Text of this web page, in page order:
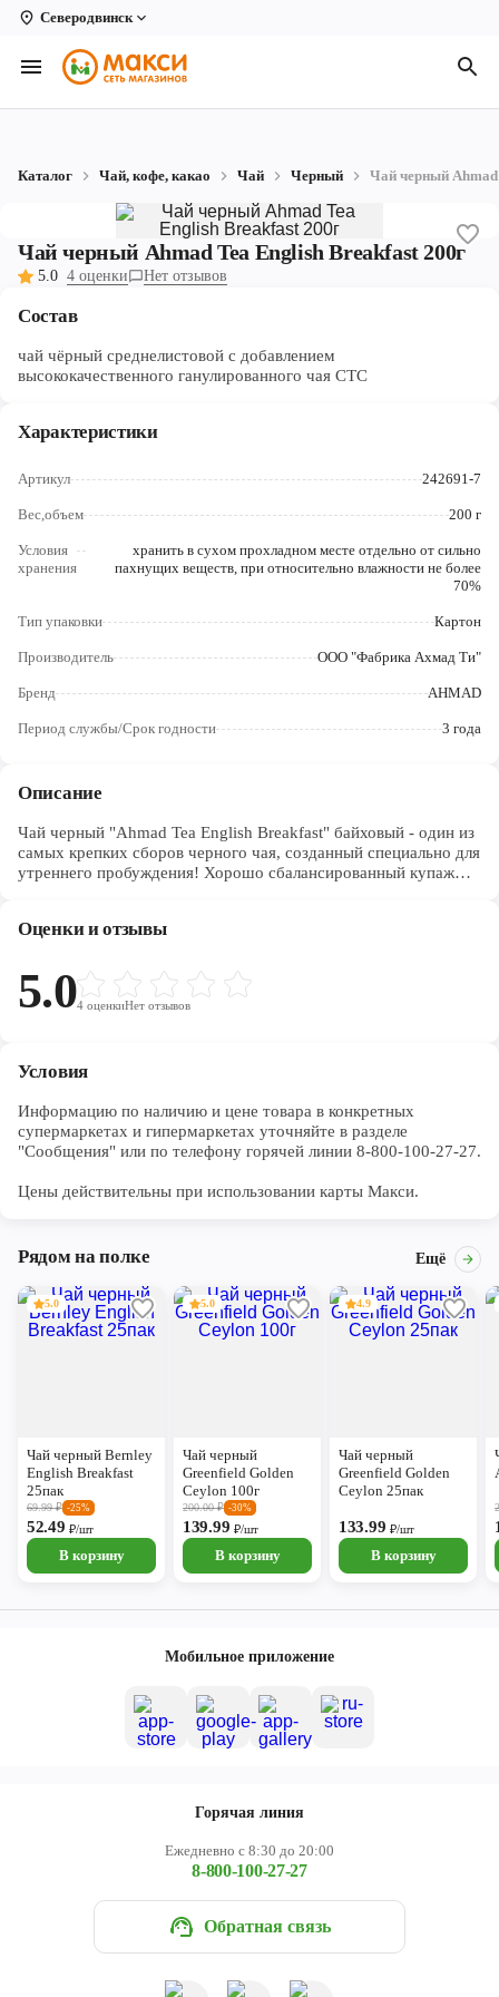
Северодвинск
Вологда
Архангельск
Кирово-Чепецк
Коряжма
Новодвинск
Череповец
Ярославль
Каталог Чай, кофе, какао Чай Черный Чай черный
Чай черный Ahmad Tea English Breakfast 200г
5.0 4 оценки Нет отзывов
Состав
чай чёрный среднелистовой с добавлением
высококачественного ганулированного чая СТС
Характеристики
Артикул 242691-7
Вес,объем 200 г
Условия
хранения
хранить в сухом прохладном месте отдельно от сильно
пахнущих веществ, при относительно влажности не более
70%
Тип упаковки Картон
Производитель ООО "Фабрика Ахмад Ти"
Бренд AHMAD
Период службы/Срок годности 3 года
Описание
Чай черный "Ahmad Tea English Breakfast" байховый - один из
самых крепких сборов черного чая, созданный специально для
утреннего пробуждения! Хорошо сбалансированный купаж
бодрящий аромат. Чашечка этого терпкого напитка подарит
сахар, мед, лимон, специи или молоко. Рекомендуем
ополоснуть заварочный чайник кипятком и только потом
заливать чайную смесь свежей кипяченой водой. Дать
Оценки и отзывы
5.04 оценкиНет отзывов
Условия
Информацию по наличию и цене товара в конкретных
супермаркетах и гипермаркетах уточняйте в разделе
"Сообщения" или по телефону горячей линии 8-800-100-27-27.
Цены действительны при использовании карты Макси.
Рядом на полке Ещё
5.0
Чай черный Bernley
English Breakfast
25пак
69.99₽ -25%
52.49₽/шт
В корзину
5.0
Чай черный
Greenfield Golden
Ceylon 100г
200.00₽ -30%
139.99 ₽/шт
В корзину
4.9
Чай черный
Greenfield Golden
Ceylon 25пак
133.99 ₽/шт
В корзину
Мобильное приложение
Горячая линия
Ежедневно с 8:30 до 20:00
8-800-100-27-27
Обратная связь